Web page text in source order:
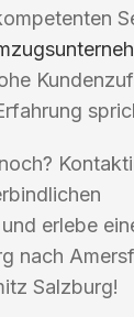
erlebe
nach
Salzburg!